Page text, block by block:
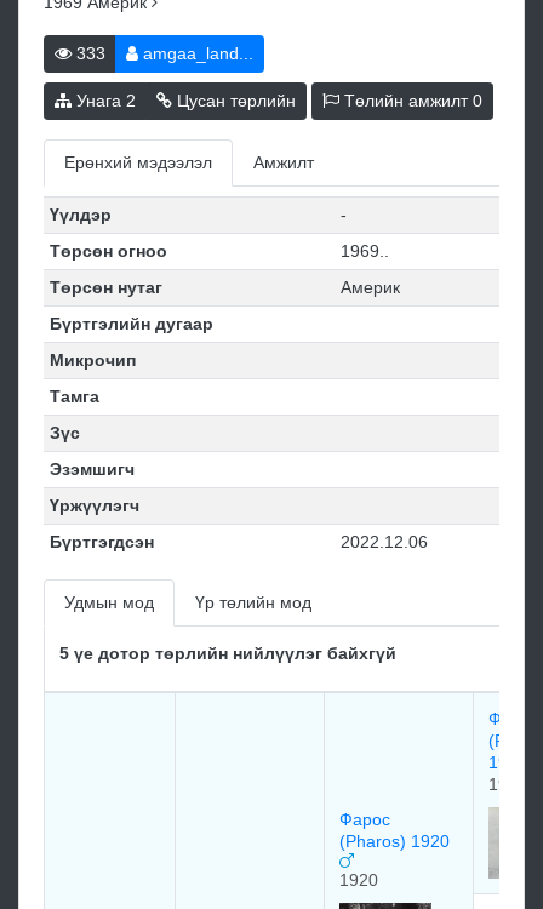
333 amgaa_land...
Унага 2 Цусан төрлийн Төлийн амжилт0
Ерөнхий мэдээлэл Амжилт
Үүлдэр
-
Төрсөн огноо
1969..
Төрсөн нутаг
Америк
Бүртгэлийн дугаар
Микрочип
Тамга
Зүс
Эзэмшигч
Үржүүлэгч
Бүртгэгдсэн
2022.12.06
Удмын мод Үр төлийн мод
5 үе дотор төрлийн нийлүүлэг байхгүй
Фарос
(Pharos) 1920
1920
1913)
1913